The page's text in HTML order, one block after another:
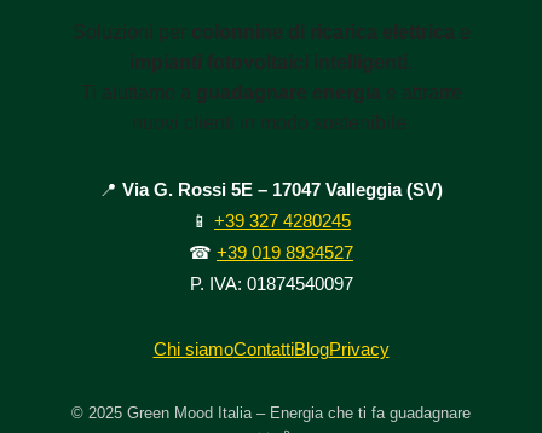
Soluzioni per colonnine di ricarica elettrica e
impianti fotovoltaici intelligenti
Ti aiutiamo a guadagnare energia e attrarre
nuovi clienti in modo sostenibile.
📍 Via G. Rossi 5E – 17047 Valleggia (SV)
📱 +39 327 4280245
☎ +39 019 8934527
P. IVA: 01874540097
Chi siamoContattiBlogPrivacy
© 2025 Green Mood Italia – Energia che ti fa guadagnare